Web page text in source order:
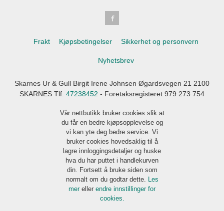
Frakt Kjøpsbetingelser Sikkerhet og personvern
Nyhetsbrev
Skarnes Ur & Gull Birgit Irene Johnsen Øgardsvegen 21 2100
SKARNES Tlf. 47238452 - Foretaksregisteret 979 273 754
Vår nettbutikk bruker cookies slik at
du får en bedre kjøpsopplevelse og
vi kan yte deg bedre service. Vi
bruker cookies hovedsaklig til å
lagre innloggingsdetaljer og huske
hva du har puttet i handlekurven
din. Fortsett å bruke siden som
normalt om du godtar dette.
Les
mer eller endre innstillinger for
cookies.